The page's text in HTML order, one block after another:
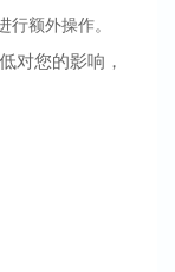
额外操作。
对您的影响，